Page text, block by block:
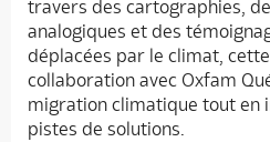
travers des cartographies,
analogiques et des
déplacées par le climat,
collaboration avec Oxfam
migration climatique tout en
pistes de solutions.